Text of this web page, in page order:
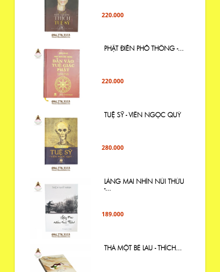
220.000
PHẬT ĐIỂN PHỔ THÔNG -...
220.000
TUỆ SỸ - VIÊN NGỌC QUÝ
280.000
LÀNG MAI NHÌN NÚI THỨU
-...
189.000
THẢ MỘT BÈ LAU - THÍCH...